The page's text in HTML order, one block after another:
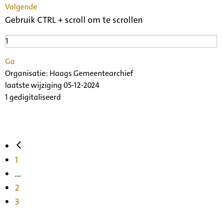
Volgende
Gebruik CTRL + scroll om te scrollen
Ga
Organisatie: Haags Gemeentearchief
laatste wijziging 05-12-2024
1 gedigitaliseerd
1
...
2
3